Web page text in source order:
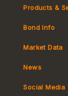
Tax
Products &
MeBond
Bond Info
Market Data
Yield Curve
News
Social Media